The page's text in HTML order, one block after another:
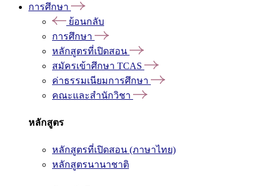
การศึกษา
ย้อนกลับ
การศึกษา
หลักสูตรที่เปิดสอน
สมัครเข้าศึกษา TCAS
ค่าธรรมเนียมการศึกษา
คณะและสำนักวิชา
หลักสูตร
หลักสูตรที่เปิดสอน (ภาษาไทย)
หลักสูตรนานาชาติ